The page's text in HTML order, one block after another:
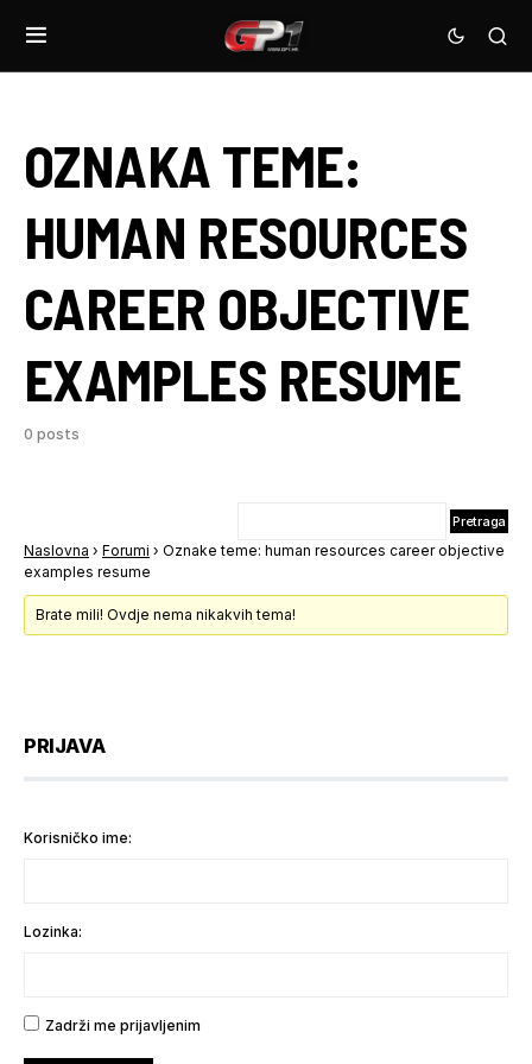
OZNAKA TEME:
HUMAN RESOURCES
CAREER OBJECTIVE
EXAMPLES RESUME
0 posts
Naslovna › Forumi › Oznake teme: human resources career objective
examples resume
Brate mili! Ovdje nema nikakvih tema!
PRIJAVA
Korisničko ime:
Lozinka:
Zadrži me prijavljenim